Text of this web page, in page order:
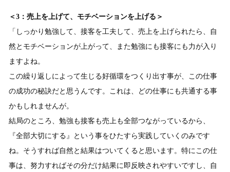
＜3：売上を上げて、モチベーションを上げる＞
「しっかり勉強して、接客を工夫して、売上を上げられたら、自
然とモチベーションが上がって、また勉強にも接客にも力が入り
ますよね。
この繰り返しによって生じる好循環をつくり出す事が、この仕事
の成功の秘訣だと思うんです。これは、どの仕事にも共通する事
かもしれませんが。
結局のところ、勉強も接客も売上も全部つながっているから、
『全部大切にする』という事をひたすら実践していくのみです
ね。そうすれば自然と結果はついてくると思います。特にこの仕
事は、努力すればその分だけ結果に即反映されやすいですし、自